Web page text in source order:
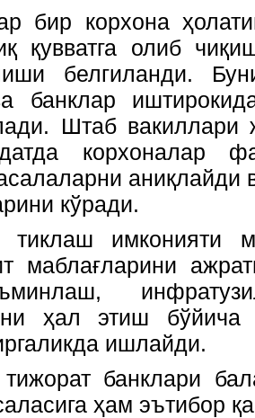
бир корхона
қувватга олиб
белгиланди.
банклар
Штаб вакиллари
корхоналар
аниқлайди
кўради.
тиклаш имконияти
маблағларини
ҳал этиш
ишлайди.
банклари
ҳам эътибор